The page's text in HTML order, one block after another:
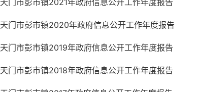
天门市彭市镇2021年政府信息公开工作年度报告
天门市彭市镇2020年政府信息公开工作年度报告
天门市彭市镇2019年政府信息公开工作年度报告
天门市彭市镇2018年政府信息公开工作年度报告